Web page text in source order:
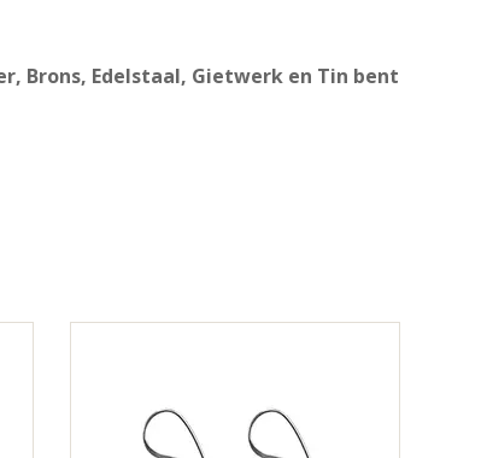
Brons, Edelstaal, Gietwerk en Tin bent